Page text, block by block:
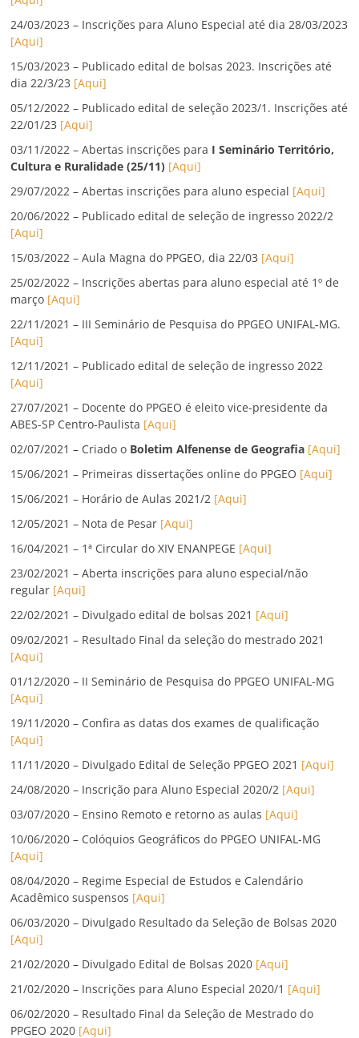
24/03/2023 – Inscrições para Aluno Especial até dia 28/03/2023
[Aqui]
15/03/2023 – Publicado edital de bolsas 2023. Inscrições até
dia 22/3/23 [Aqui]
05/12/2022 – Publicado edital de seleção 2023/1. Inscrições até
22/01/23 [Aqui]
03/11/2022 – Abertas inscrições para I Seminário Território,
Cultura e Ruralidade (25/11) [Aqui]
29/07/2022 – Abertas inscrições para aluno especial [Aqui]
20/06/2022 – Publicado edital de seleção de ingresso 2022/2
[Aqui]
15/03/2022 – Aula Magna do PPGEO, dia 22/03 [Aqui]
25/02/2022 – Inscrições abertas para aluno especial até 1º de
março [Aqui]
22/11/2021 – III Seminário de Pesquisa do PPGEO UNIFAL-MG.
[Aqui]
12/11/2021 – Publicado edital de seleção de ingresso 2022
[Aqui]
27/07/2021 – Docente do PPGEO é eleito vice-presidente da
ABES-SP Centro-Paulista [Aqui]
02/07/2021 – Criado o Boletim Alfenense de Geografia [Aqui]
15/06/2021 – Primeiras dissertações online do PPGEO [Aqui]
15/06/2021 – Horário de Aulas 2021/2 [Aqui]
12/05/2021 – Nota de Pesar [Aqui]
16/04/2021 – 1ª Circular do XIV ENANPEGE [Aqui]
23/02/2021 – Aberta inscrições para aluno especial/não
regular [Aqui]
22/02/2021 – Divulgado edital de bolsas 2021 [Aqui]
09/02/2021 – Resultado Final da seleção do mestrado 2021
[Aqui]
01/12/2020 – II Seminário de Pesquisa do PPGEO UNIFAL-MG
[Aqui]
19/11/2020 – Confira as datas dos exames de qualificação
[Aqui]
11/11/2020 – Divulgado Edital de Seleção PPGEO 2021 [Aqui]
24/08/2020 – Inscrição para Aluno Especial 2020/2 [Aqui]
03/07/2020 – Ensino Remoto e retorno as aulas [Aqui]
10/06/2020 – Colóquios Geográficos do PPGEO UNIFAL-MG
[Aqui]
08/04/2020 – Regime Especial de Estudos e Calendário
Acadêmico suspensos [Aqui]
06/03/2020 – Divulgado Resultado da Seleção de Bolsas 2020
[Aqui]
21/02/2020 – Divulgado Edital de Bolsas 2020 [Aqui]
21/02/2020 – Inscrições para Aluno Especial 2020/1 [Aqui]
06/02/2020 – Resultado Final da Seleção de Mestrado do
PPGEO 2020 [Aqui]